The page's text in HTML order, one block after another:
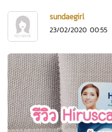
sundaegirl
23/02/2020 00:55